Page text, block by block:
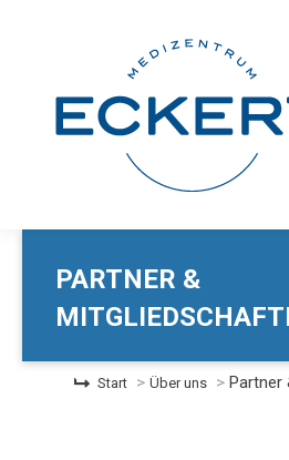
PARTNER &
Sie befinden sich hier:
Start Über uns Partner